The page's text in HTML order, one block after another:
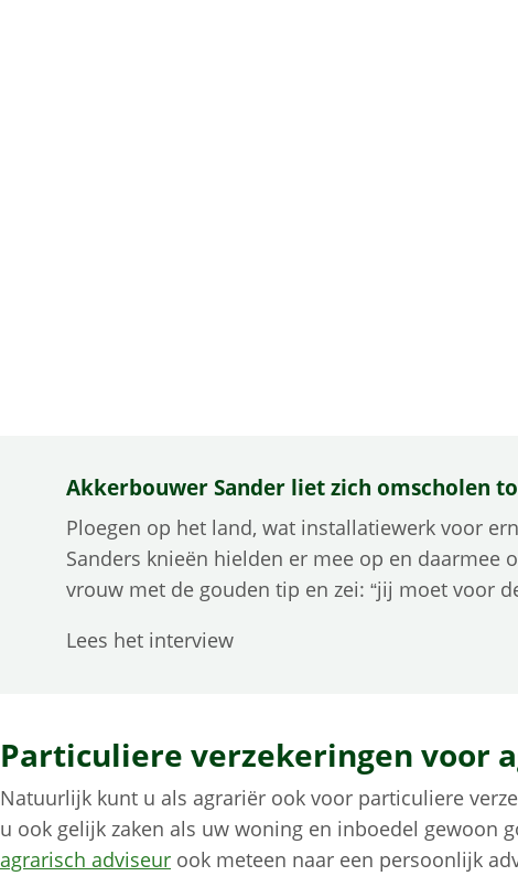
Akkerbouwer Sander liet zich omscholen
Ploegen op het land, wat installatiewerk voor
Sanders knieën hielden er mee op en daarmee
vrouw met de gouden tip en zei: “jij moet voor
Lees het interview
Particuliere verzekeringen voor
Natuurlijk kunt u als agrariër ook voor particuliere
u ook gelijk zaken als uw woning en inboedel gewoon
agrarisch adviseur ook meteen naar een persoonlijk